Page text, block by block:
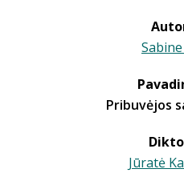
Pribuvėjos
Jūratė